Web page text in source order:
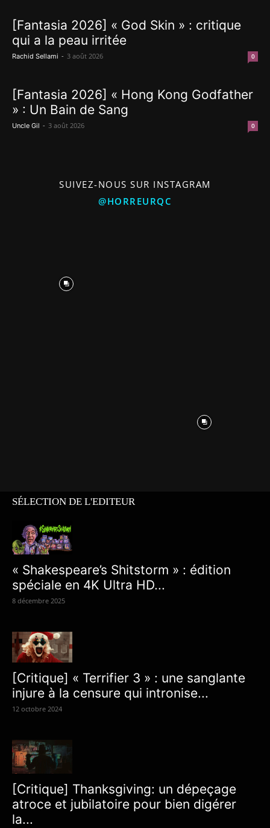
[Fantasia 2026] « God Skin » : critique
qui a la peau irritée
Rachid Sellami - 3 août 2026 0
[Fantasia 2026] « Hong Kong Godfather
» : Un Bain de Sang
Uncle Gil - 3 août 2026 0
SUIVEZ-NOUS SUR INSTAGRAM
@HORREURQC
SÉLECTION DE L'EDITEUR
« Shakespeare’s Shitstorm » : édition
spéciale en 4K Ultra HD...
8 décembre 2025
[Critique] « Terrifier 3 » : une sanglante
injure à la censure qui intronise...
12 octobre 2024
[Critique] Thanksgiving: un dépeçage
atroce et jubilatoire pour bien digérer
la...